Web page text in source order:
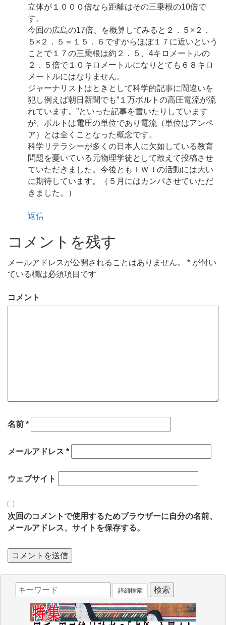
立体が１０００倍なら距離はその三乗根の10倍で
す。
今回の広島の17倍、を概算してみると２．５×２．
５×２．５＝１５．６ですからほぼ１７に近いという
ことで１７の三乗根は約２．５、4キロメートルの
２．５倍で１０キロメートルになりとても６８キロ
メートルにはなりません。
ジャーナリストはときとして科学的記事に間違いを
犯し例えば朝日新聞でも”１万ボルトの高圧電流が流
れています。”といった記事を書いたりしています
が、ボルトは電圧の単位であり電流（単位はアンペ
ア）とは全くことなった概念です。
科学リテラシーが多くの日本人に欠如している教育
問題を憂いている元物理学徒として敢えて投稿させ
ていただきました。今後ともＩＷＪの活動には大い
に期待しています。（５月にはカンパさせていただ
きました。）
返信
コメントを残す
メールアドレスが公開されることはありません。 * が付い
ている欄は必須項目です
コメント
名前 *
メールアドレス *
ウェブサイト
次回のコメントで使用するためブラウザーに自分の名前、
メールアドレス、サイトを保存する。
詳細検索